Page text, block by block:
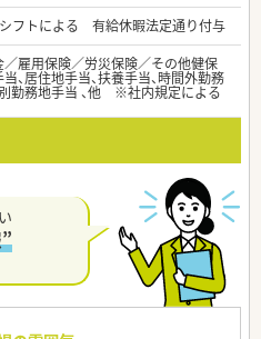
フトによる 有給休暇法定通り付与
／雇用保険／労災保険／その他健保
、居住地手当、扶養手当、時間外勤務
別勤務地手当 、他 ※社内規定による